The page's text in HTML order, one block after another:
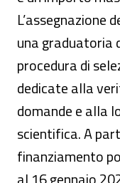
L’assegnazione
una graduatoria
procedura di
dedicate alla
domande e alla
scientifica. A
finanziamento